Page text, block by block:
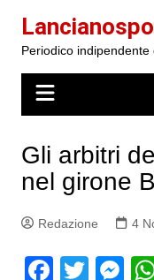
contenuto
Periodico
Gli arbitri
nel girone
Redazione 4
F T M